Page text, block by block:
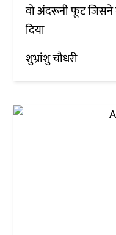
वो अंदरूनी फूट
दिया
शुभ्रांशु चौधरी